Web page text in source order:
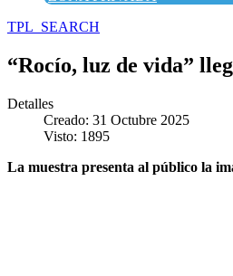
TPL_SEARCH
“Rocío, luz de vida”
Detalles
Creado: 31 Octubre 2025
Visto: 1895
La muestra presenta al público la